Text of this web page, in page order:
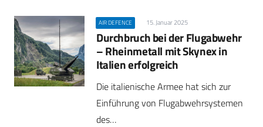
AIR DEFENCE 15. Januar 2025
Durchbruch bei der Flugabwehr
– Rheinmetall mit Skynex in
Italien erfolgreich
Die italienische Armee hat sich zur
Einführung von Flugabwehrsystemen
des…